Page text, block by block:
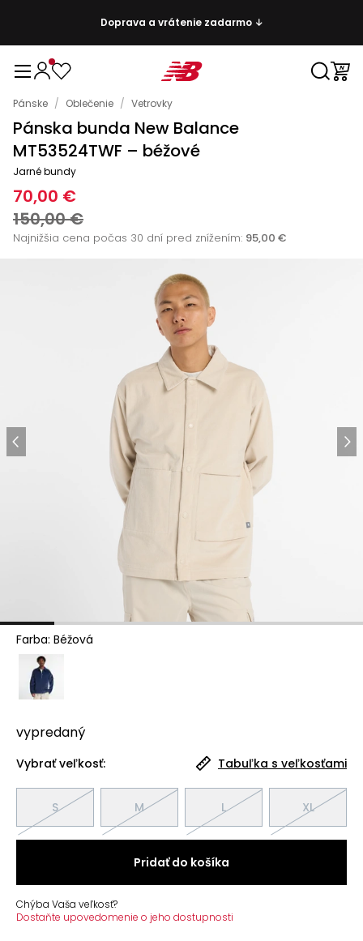
Doprava a vrátenie zadarmo ↓
Pánske / Oblečenie / Vetrovky
Pánska bunda New Balance
MT53524TWF – béžové
Jarné bundy
70,00 €
150,00 €
Najnižšia cena počas 30 dní pred znížením: 95,00 €
Farba: Béžová
vypredaný
Vybrať veľkosť: Tabuľka s veľkosťami
S M L XL
Pridať do košíka
Chýba Vaša veľkosť?
Dostaňte upovedomenie o jeho dostupnosti